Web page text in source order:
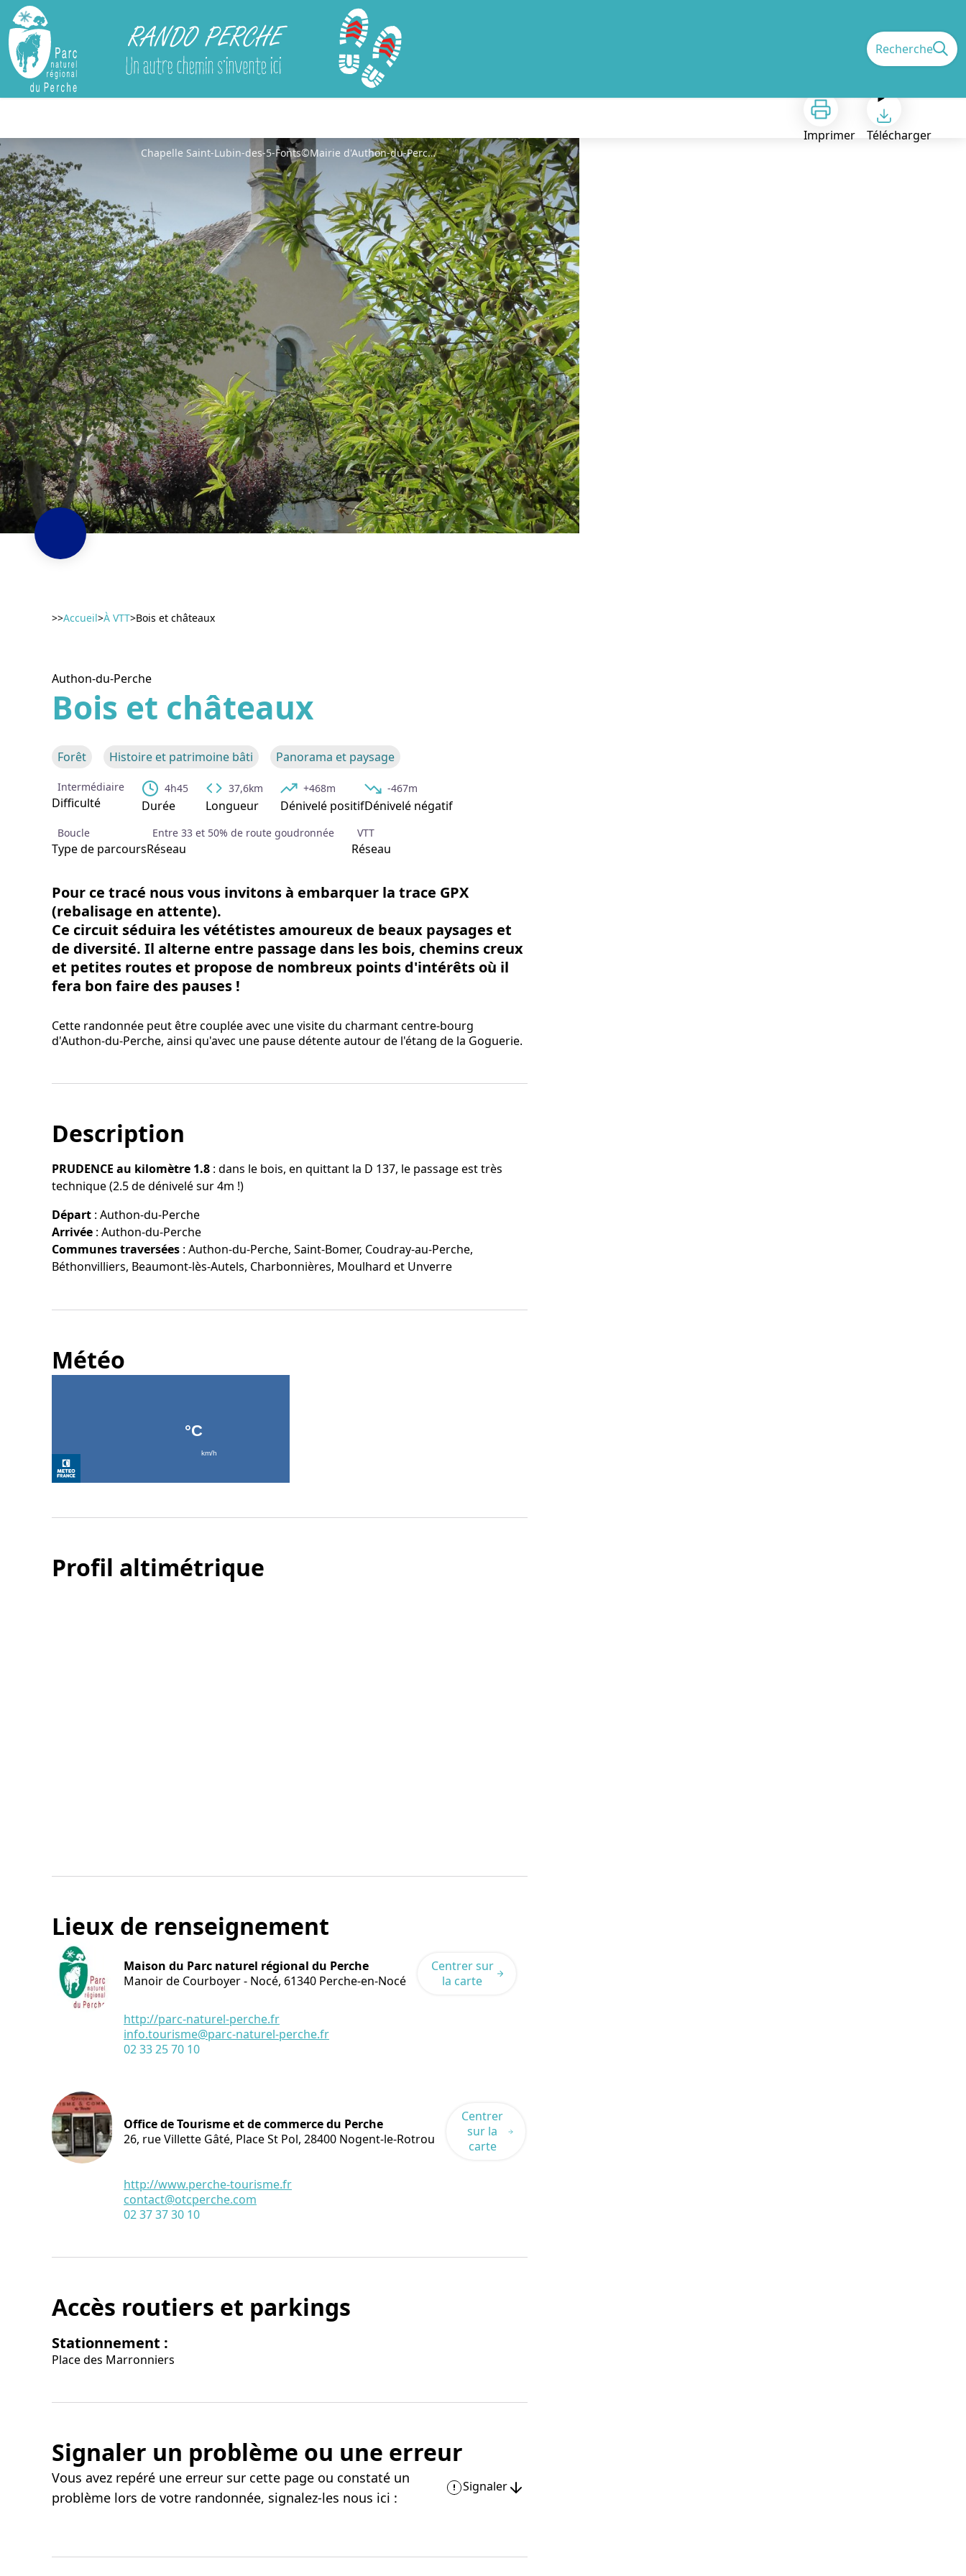
Rando Perche Recherche
Imprimer Télécharger
Chapelle Saint-Lubin-des-5-Fonts©Mairie d'Authon-du-Perche
>>Accueil>À VTT>Bois et châteaux
Authon-du-Perche
Bois et châteaux
Forêt Histoire et patrimoine bâti Panorama et paysage
Intermédiaire
Difficulté
4h45
Durée
37,6km
Longueur
+468m
Dénivelé positif
-467m
Dénivelé négatif
Boucle
Type de parcours
Entre 33 et 50% de route goudronnée
Réseau
VTT
Réseau
Pour ce tracé nous vous invitons à embarquer la trace GPX
(rebalisage en attente).
Ce circuit séduira les vététistes amoureux de beaux paysages et
de diversité. Il alterne entre passage dans les bois, chemins creux
et petites routes et propose de nombreux points d'intérêts où il
fera bon faire des pauses !
Cette randonnée peut être couplée avec une visite du charmant centre-bourg
d'Authon-du-Perche, ainsi qu'avec une pause détente autour de l'étang de la Goguerie.
Description
PRUDENCE au kilomètre 1.8 : dans le bois, en quittant la D 137, le passage est très
technique (2.5 de dénivelé sur 4m !)
Départ : Authon-du-Perche
Arrivée : Authon-du-Perche
Communes traversées : Authon-du-Perche, Saint-Bomer, Coudray-au-Perche,
Béthonvilliers, Beaumont-lès-Autels, Charbonnières, Moulhard et Unverre
Météo
Profil altimétrique
Lieux de renseignement
Maison du Parc naturel régional du Perche
Manoir de Courboyer - Nocé, 61340 Perche-en-Nocé
Centrer sur
la carte
http://parc-naturel-perche.fr
info.tourisme@parc-naturel-perche.fr
02 33 25 70 10
Office de Tourisme et de commerce du Perche
26, rue Villette Gâté, Place St Pol, 28400 Nogent-le-Rotrou
Centrer
sur la
carte
http://www.perche-tourisme.fr
contact@otcperche.com
02 37 37 30 10
Accès routiers et parkings
Stationnement :
Place des Marronniers
Signaler un problème ou une erreur
Vous avez repéré une erreur sur cette page ou constaté un
problème lors de votre randonnée, signalez-les nous ici :
Signaler